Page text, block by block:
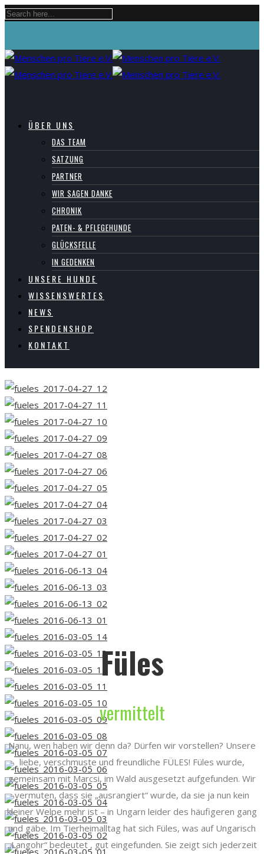
ÜBER UNS
DAS TEAM
SATZUNG
PARTNER
WIR SAGEN DANKE
CHRONIK
PATEN- & PFLEGEHUNDE
GLÜCKSFELLE
IN GEDENKEN
UNSERE HUNDE
WISSENSWERTES
NEWS
SPENDENSHOP
KONTAKT
Füles
vermittelt
Nanu, wen haben wir denn da? Dürfen wir vorstellen? Unsere
liebe, verschmuste und freundliche FÜLES! Füles wurde,
gemeinsam mit Marcsi, im Wald ausgesetzt aufgefunden. Wir
vermuten, dass sie „ausrangiert“ wurde, da sie ja nun kein
kleiner Welpe mehr ist – in Ungarn leider des häufigeren gang
und gäbe. Im Tierheimalltag hat sich Füles, was auf Ungarisch
„Langohr“ bedeutet , gut eingefunden. Sie zeigt sich jederzeit